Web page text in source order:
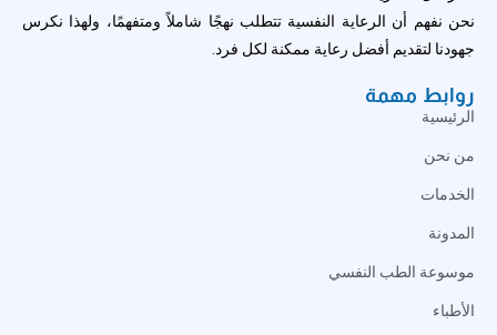
نحن نفهم أن الرعاية النفسية تتطلب نهجًا شاملاً ومتفهمًا، ولهذا نكرس
جهودنا لتقديم أفضل رعاية ممكنة لكل فرد.
روابط مهمة
الرئيسية
من نحن
الخدمات
المدونة
موسوعة الطب النفسي
الأطباء